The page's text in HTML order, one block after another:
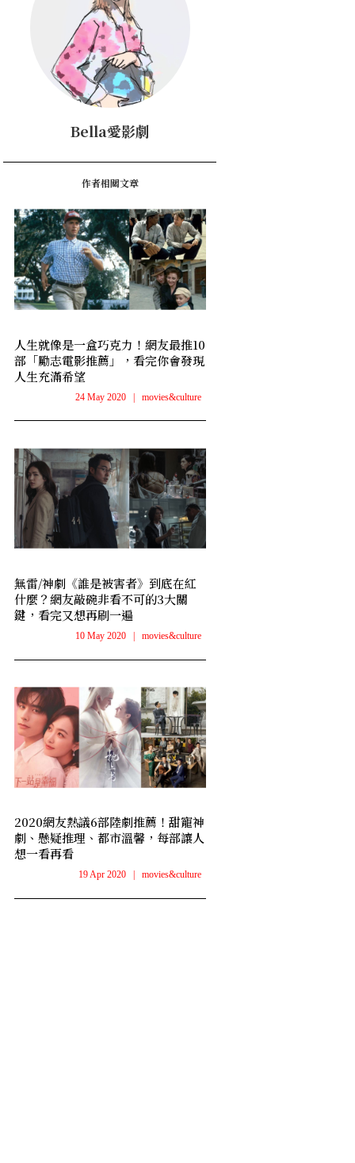
Bella愛影劇
作者相關文章
人生就像是一盒巧克力！網友最推10
部「勵志電影推薦」，看完你會發現
人生充滿希望
24 May 2020 | movies&culture
無雷/神劇《誰是被害者》到底在紅
什麼？網友敲碗非看不可的3大關
鍵，看完又想再刷一遍
10 May 2020 movies&culture
2020網友熱議6部陸劇推薦！甜寵神
劇、懸疑推理、都市溫馨，每部讓人
想一看再看
19 Apr 2020 movies&culture